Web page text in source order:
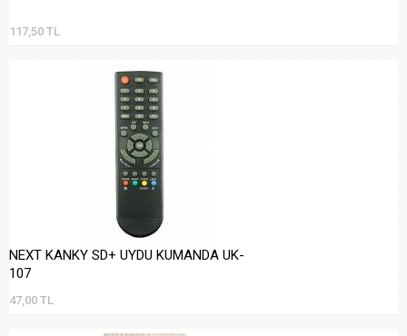
117,50 TL
NEXT KANKY SD+ UYDU KUMANDA UK-
107
47,00 TL